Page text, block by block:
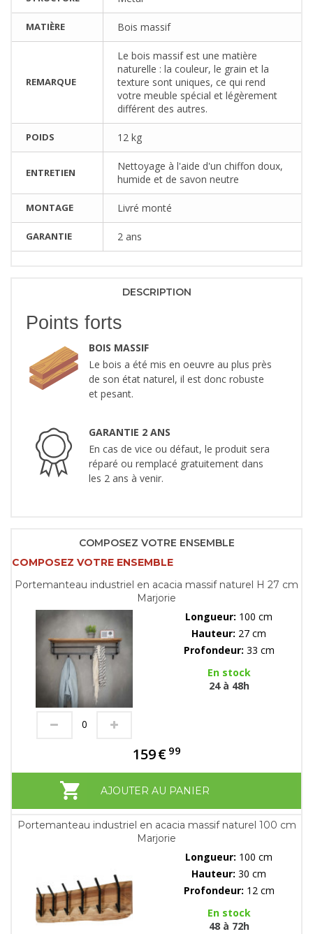
MATIÈRE Bois massif
REMARQUE
Le bois massif est une matière
naturelle : la couleur, le grain et la
texture sont uniques, ce qui rend
votre meuble spécial et légèrement
différent des autres.
POIDS 12 kg
ENTRETIEN
Nettoyage à l'aide d'un chiffon doux,
humide et de savon neutre
MONTAGE Livré monté
GARANTIE 2 ans
DESCRIPTION
Points forts
BOIS MASSIF
Le bois a été mis en oeuvre au plus près
de son état naturel, il est donc robuste
et pesant.
GARANTIE 2 ANS
En cas de vice ou défaut, le produit sera
réparé ou remplacé gratuitement dans
les 2 ans à venir.
COMPOSEZ VOTRE ENSEMBLE
COMPOSEZ VOTRE ENSEMBLE
Portemanteau industriel en acacia massif naturel H 27 cm
Marjorie
Longueur: 100 cm
Hauteur: 27 cm
Profondeur: 33 cm
En stock
24 à 48h
159€ 99
AJOUTER AU PANIER
Portemanteau industriel en acacia massif naturel 100 cm
Marjorie
Longueur: 100 cm
Hauteur: 30 cm
Profondeur: 12 cm
En stock
48 à 72h